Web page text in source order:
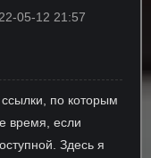
05-12 21:57
по которым
время, если
Здесь я